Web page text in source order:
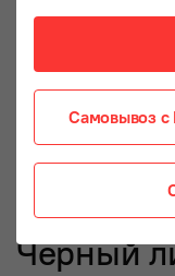
Черный
Самовывоз с